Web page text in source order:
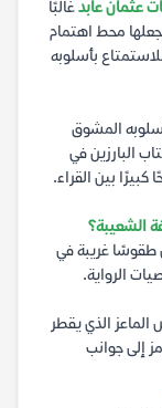
عثمان عابدغالبًا
محط اهتمام
بأسلوبه
المشوق
البارزين في
بين القراء.
الشعيبة؟
طقوسًا غريبة في
الرواية.
الماعز الذي يقطر
إلى جوانب